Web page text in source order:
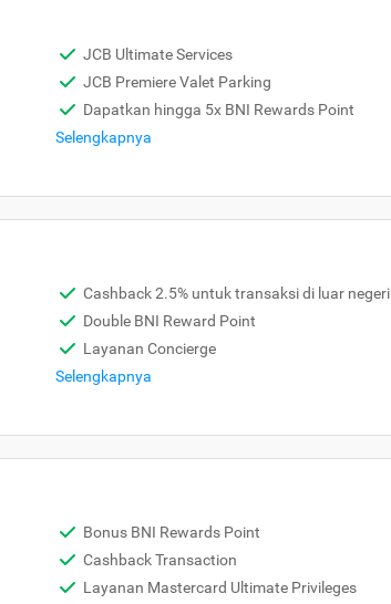
JCB Ultimate Services
JCB Premiere Valet Parking
Dapatkan hingga 5x BNI Rewards Point
Selengkapnya
Cashback 2.5% untuk transaksi di luar negeri
Double BNI Reward Point
Layanan Concierge
Selengkapnya
Bonus BNI Rewards Point
Cashback Transaction
Layanan Mastercard Ultimate Privileges